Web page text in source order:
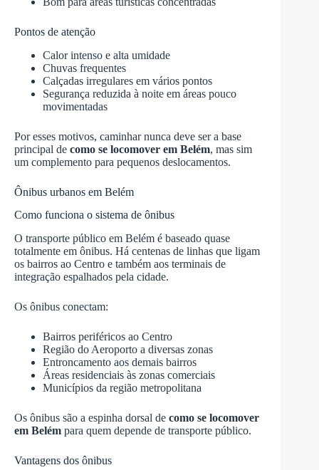
Pontos de atenção
Calor intenso e alta umidade
Chuvas frequentes
Calçadas irregulares em vários pontos
Segurança reduzida à noite em áreas pouco
movimentadas
Por esses motivos, caminhar nunca deve ser a base
principal de como se locomover em Belém, mas sim
um complemento para pequenos deslocamentos.
Ônibus urbanos em Belém
Como funciona o sistema de ônibus
O transporte público em Belém é baseado quase
totalmente em ônibus. Há centenas de linhas que ligam
os bairros ao Centro e também aos terminais de
integração espalhados pela cidade.
Os ônibus conectam:
Bairros periféricos ao Centro
Região do Aeroporto a diversas zonas
Entroncamento aos demais bairros
Áreas residenciais às zonas comerciais
Municípios da região metropolitana
Os ônibus são a espinha dorsal de como se locomover
em Belém para quem depende de transporte público.
Vantagens dos ônibus